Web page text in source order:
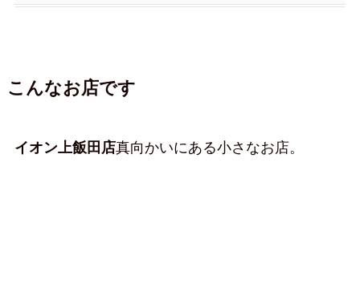
こんなお店です
イオン上飯田店真向かいにある小さなお店。